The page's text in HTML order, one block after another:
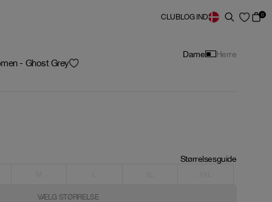
CLUBLOG IND 0
Dame Herre
- Ghost Grey
Størrelsesguide
VÆLG STØRRELSE